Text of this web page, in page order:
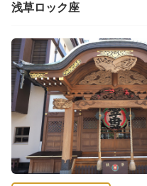
浅草ロック座